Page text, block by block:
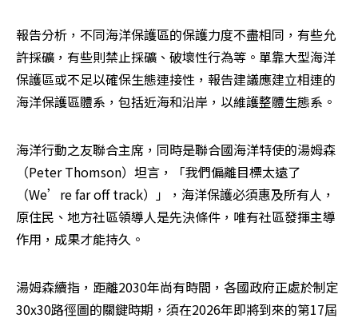
報告分析，不同海洋保護區的保護力度不盡相同，有些允
許採礦，有些則禁止採礦、破壞性行為等。單靠大型海洋
保護區或不足以確保生態連接性，報告建議應建立相連的
海洋保護區體系，包括近海和沿岸，以維護整體生態系。
海洋行動之友聯合主席，同時是聯合國海洋特使的湯姆森
（Peter Thomson）坦言，「我們偏離目標太遠了
（We’re far off track）」，海洋保護必須惠及所有人，
原住民、地方社區領導人是先決條件，唯有社區發揮主導
作用，成果才能持久。
湯姆森續指，距離2030年尚有時間，各國政府正處於制定
30x30路徑圖的關鍵時期，須在2026年即將到來的第17屆